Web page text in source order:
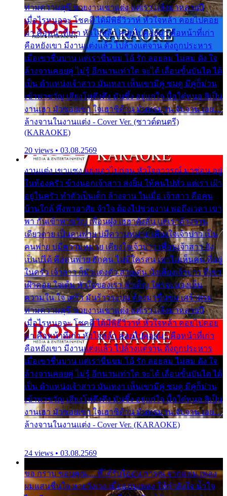
ท่ามความสุขี ช่วยงานเขาแต่ง แต่เรา แล้งมาหลายปี
เมื่อไรหนอจะ โชคดี ได้มีพิธีวิวาห์ หัวใจหล้า คอยไปคอย
มา คือหน้าที่เก่า หัวใจหล้า คอยไปคอยมา คือหน้าที่เก่า
คือหยังเขา มีงานแต่งแล้ว ไปล้างแต่จาน ดั่งถูกประหาร
เมื่อเขาชื่นบาน แต่เราขื่นขม โอ้ รัก ลอยลม ไม่สม ดัง ใจ
ล้างจานคอยคู่ ไม่รู้ อีกนานเท่าใด จะได้ เลื่อนขั้นบันได ได้
เป็น ตำแหน่งเจ้าสาว มันเหงา เห็นเขามีคู่ ซมดู มีคู่ก็ม่วน
เข้าพาขวัญ เสียงโห่ตึงตึง มันซึ้ง อยู่แก่ใจ มื้อใด๋หนอ สิเป็น
งานเฮา มัวซอยเขา ใจเฮาซิด้าน มันทรมาน จับจาน เอย…
ล้างจานในงานแต่ง - Cover Ver. (ซาวด์ดนตรี)
(KARAOKE)
20 views • 03.08.2569
งานแต่ง เขาแซง แย่งเอาไปก่อน หัวใจอาวรณ์ มาซ่อน อยู่
ในห้องครัว ข้างนอกเจ้าสาว ส่งยิ้ม ให้คนไปทั่ว แต่เรา เฝ้า
อยู่ในครัว ทำตัวเป็นเด็ก ล้างจาน ในเมื่อ เจ้าสาว คือคน
บ้านใกล้ พึ่งพาอาศัย จำใจ ต้องไปช่วยงาน พอถึงเวลา เขา
พา กันเข้าพาขวัญ เพื่อนฝูง เฮฮาดังลั่น แต่เราล้างจาน
เดียวดาย เป็นคนพ่าย บ่มีความหมาย เคียงใจเจ้าบ่าว เป็น
คนพ่าย บ่มีความหมาย เคียงใจเจ้าบ่าว เพื่อนเจ้าสาว ยัง
เป็นบ่ได้ คือคนพ่าย ฮักคน ไม่มีใครสน เขาไม่เห็นคน ที่อยู่
ในครัว เจ้าสาว ก็มัวแต่งตัว สวยเด่น นั่งเคียงเจ้าบ่าว ที่เขา
เฝ้าคอย ใจเต้น หัวใจของเรา ลำเค็ญ ใครจะมองเห็น
ความใน ใจ เศร้า มันร้าวระบม ต้องมาขื่นขม เศร้าตรม
ท่ามความสุขี ช่วยงานเขาแต่ง แต่เรา แล้งมาหลายปี
เมื่อไรหนอจะ โชคดี ได้มีพิธีวิวาห์ หัวใจหล้า คอยไปคอย
มา คือหน้าที่เก่า หัวใจหล้า คอยไปคอยมา คือหน้าที่เก่า
คือหยังเขา มีงานแต่งแล้ว ไปล้างแต่จาน ดั่งถูกประหาร
เมื่อเขาชื่นบาน แต่เราขื่นขม โอ้ รัก ลอยลม ไม่สม ดัง ใจ
ล้างจานคอยคู่ ไม่รู้ อีกนานเท่าใด จะได้ เลื่อนขั้นบันได ได้
เป็น ตำแหน่งเจ้าสาว มันเหงา เห็นเขามีคู่ ซมดู มีคู่ก็ม่วน
เข้าพาขวัญ เสียงโห่ตึงตึง มันซึ้ง อยู่แก่ใจ มื้อใด๋หนอ สิเป็น
งานเฮา มัวซอยเขา ใจเฮาซิด้าน มันทรมาน จับจาน เอย…
ล้างจานในงานแต่ง - Cover Ver. (KARAOKE)
24 views • 03.08.2569
ขอ กราบ ขอบคุณ.... ที่ได้รับไออุ่น การุณ จากแฟน เพลง
ผมแสนชื่นใจ หายวังเวง เมื่อแฟนเพลง ให้กำลังใจ น้ำใจ